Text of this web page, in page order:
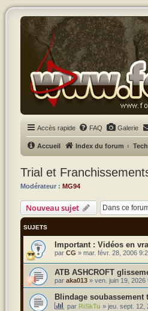
Accès rapide FAQ Galerie
Accueil Index du forum
Trial et
Modérateur : MG94
Nouveau sujet
SUJETS
Vidéos en
par CG » mar. févr. 28, 2006
ATB ASHCROFT
par aka013» ven. juin 19, 2026
Blindage
par RiSkTu » jeu. sept. 12,